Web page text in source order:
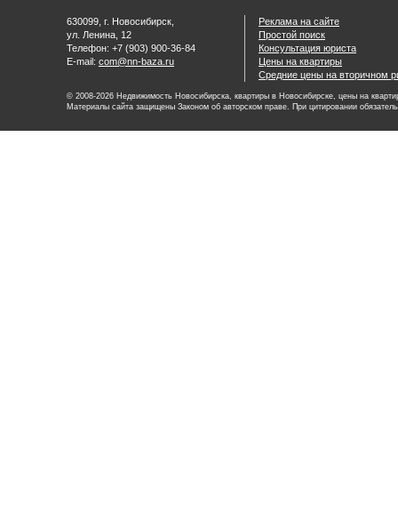
630099, г. Новосибирск,
ул. Ленина, 12
Телефон: +7 (903) 900-36-84
E-mail: com@nn-baza.ru
Реклама на сайте
Простой поиск
Консультация юриста
Цены на квартиры
Средние цены на вторичном
© 2008-2026 Недвижимость Новосибирска, квартиры в Новосибирске, цены на
Материалы сайта защищены Законом об авторском праве. При цитировании